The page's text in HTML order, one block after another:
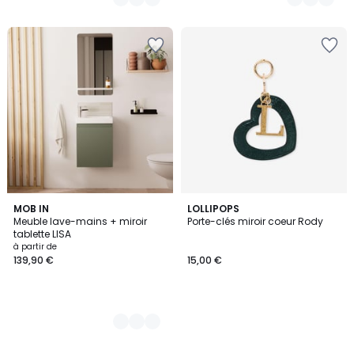
MOB IN
Meuble lave-mains + miroir
tablette LISA
à partir de
139,90 €
9
Couleurs
LOLLIPOPS
Porte-clés miroir coeur Rody
15,00 €